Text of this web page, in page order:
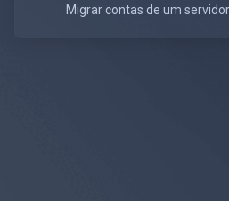
Migrar contas de um